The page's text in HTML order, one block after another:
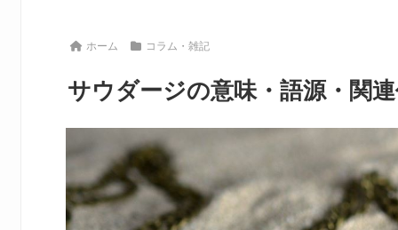
ホーム コラム・雑記
サウダージの意味・語源・関